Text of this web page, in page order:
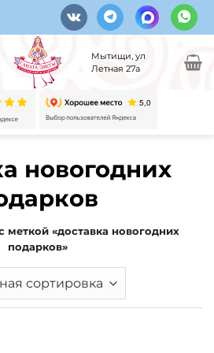
Мытищи, ул
Летная 27а
новогодних
меткой «доставка новогодних
подарков»